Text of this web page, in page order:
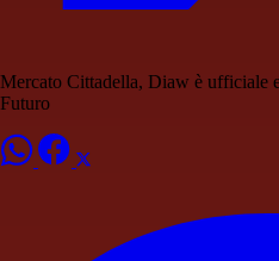
Mercato Cittadella, Diaw è ufficiale
Futuro